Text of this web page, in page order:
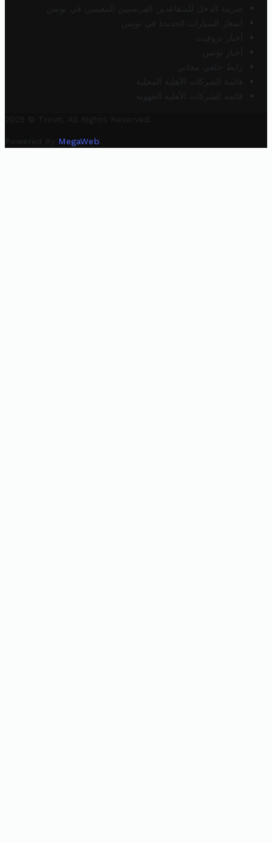
ضريبة الدخل للمتقاعدين الفرنسيين المقيمين في تونس
أسعار السيارات الجديدة في تونس
أخبار تروفيت
أخبار تونس
رابط خلفي مجاني
قائمة الشركات الأهلية المحلية
قائمة الشركات الأهلية الجهوية
2025 © Trovit. All Rights Reserved.
Powered By MegaWeb